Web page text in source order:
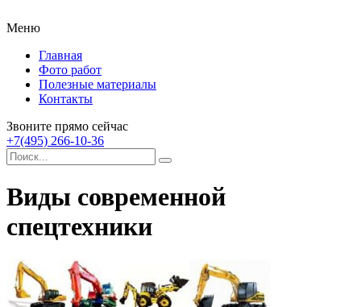
Меню
Главная
Фото работ
Полезные материалы
Контакты
Звоните прямо сейчас
+7(495) 266-10-36
Виды современной
спецтехники